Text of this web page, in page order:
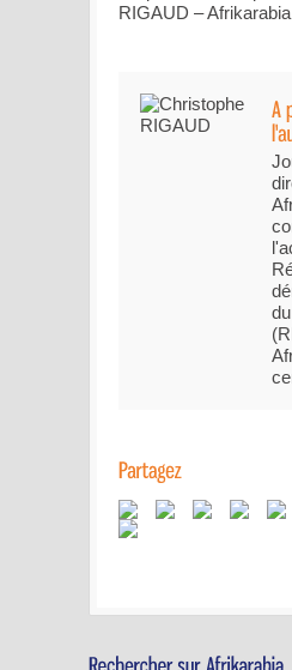
RIGAUD – Afrikarabia